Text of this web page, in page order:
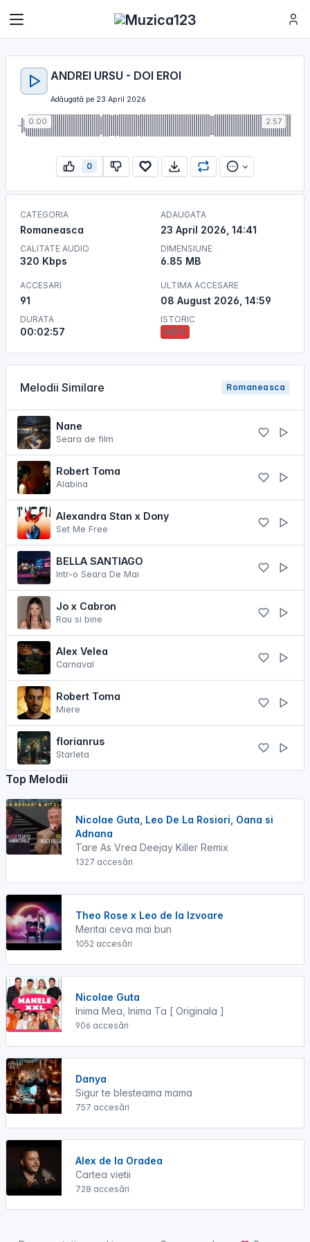
ANDREI URSU - DOI EROI
Adăugată pe 23 April 2026
0:00 2:57
0
CATEGORIA
Romaneasca
CALITATE AUDIO
320 Kbps
ADAUGATA
23 April 2026, 14:41
DIMENSIUNE
6.85 MB
ACCESARI
91
DURATA
00:02:57
ULTIMA ACCESARE
08 August 2026, 14:59
ISTORIC
ADV
Melodii Similare Romaneasca
Nane
Seara de film
Robert Toma
Alabina
Alexandra Stan x Dony
Set Me Free
BELLA SANTIAGO
Intr-o Seara De Mai
Jo x Cabron
Rau si bine
Alex Velea
Carnaval
Robert Toma
Miere
florianrus
Starleta
Top Melodii
Nicolae Guta, Leo De La Rosiori, Oana si
Adnana
Tare As Vrea Deejay Killer Remix
1327 accesări
Theo Rose x Leo de la Izvoare
Meritai ceva mai bun
1052 accesări
Nicolae Guta
Inima Mea, Inima Ta [ Originala ]
906 accesări
Danya
Sigur te blesteama mama
757 accesări
Alex de la Oradea
Cartea vietii
728 accesări